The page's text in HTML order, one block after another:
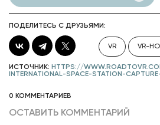
ПОДЕЛИТЕСЬ С ДРУЗЬЯМИ:
VR VR-
ИСТОЧНИК: HTTPS://
INTERNATIONAL-SPACE-STATION-
0 КОММЕНТАРИЕВ
ОСТАВИТЬ КОММЕНТАРИЙ